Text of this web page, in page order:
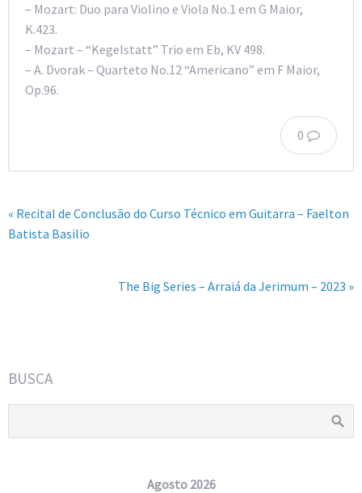
– Mozart: Duo para Violino e Viola No.1 em G Maior,
K.423.
– Mozart – “Kegelstatt” Trio em Eb, KV 498.
– A. Dvorak – Quarteto No.12 “Americano” em F Maior,
Op.96.
0
« Recital de Conclusão do Curso Técnico em Guitarra – Faelton
Batista Basilio
The Big Series – Arraiá da Jerimum – 2023 »
BUSCA
Agosto 2026